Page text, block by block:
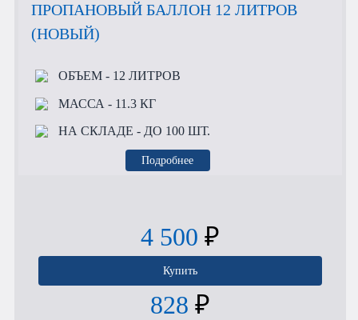
ПРОПАНОВЫЙ БАЛЛОН 12 ЛИТРОВ
(НОВЫЙ)
ОБЪЕМ- 12 ЛИТРОВ
МАССА - 11.3 КГ
НА СКЛАДЕ - ДО 100 ШТ.
Подробнее
4 500 ₽
Купить
828 ₽